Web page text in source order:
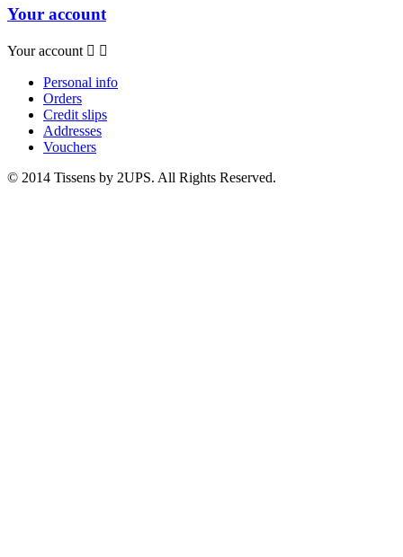
Your account
Your account  
Personal info
Orders
Credit slips
Addresses
Vouchers
© 2014 Tissens by 2UPS. All Rights Reserved.